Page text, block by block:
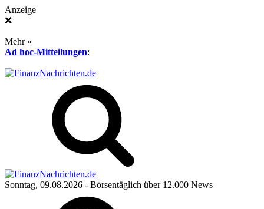
Anzeige
❌
Mehr »
Ad hoc-Mitteilungen:
Sonntag, 09.08.2026 - Börsentäglich über 12.000 News